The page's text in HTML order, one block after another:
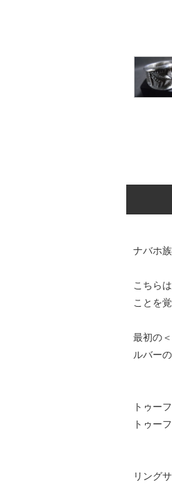
ナバホ
こちら
ことを
最初の
ルバー
トゥー
トゥー
リング